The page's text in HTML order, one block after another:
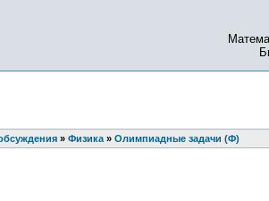
» Физика » Олимпиадные задачи (Ф)